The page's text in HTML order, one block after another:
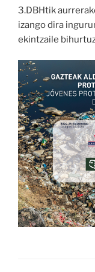
3.DBHtik
izango dira
ekintzaile